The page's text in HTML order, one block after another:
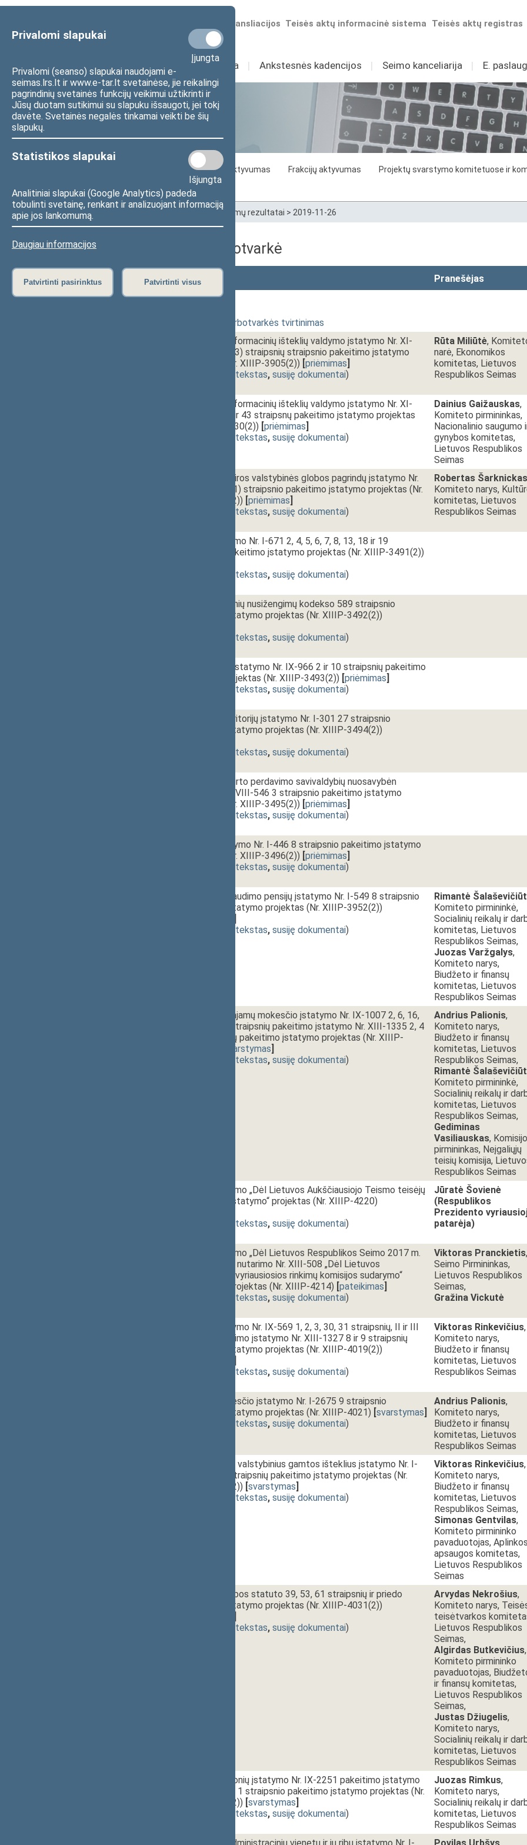
Privalomi slapukai
Įjungta
Privalomi (seanso) slapukai naudojami e-
seimas.lrs.lt ir www.e-tar.lt svetainėse, jie reikalingi
pagrindinių svetainės funkcijų veikimui užtikrinti ir
Jūsų duotam sutikimui su slapuku išsaugoti, jei tokį
davėte. Svetainės negalės tinkamai veikti be šių
slapukų.
Statistikos slapukai
Išjungta
Analitiniai slapukai (Google Analytics) padeda
tobulinti svetainę, renkant ir analizuojant informaciją
apie jos lankomumą.
Daugiau informacijos
Patvirtinti pasirinktus Patvirtinti visus
Teisės aktų registras
Teisės aktų informacinė sistema
Numatomos transliacijos
Sudėtis Veikla I Ankstesnės kadencijos I Seimo kanceliarija I E.
Statistika
Seimo narių aktyvumas Frakcijų aktyvumas
Projektų svarstymo komitetuose ir
Seimo narių balsavimų rezultatai
Pradžia Seimo narių balsavimų rezultatai > 2019-11-26
2019-11-26 dienos darbotvarkė
Numeris Laikas Klausimas Pranešėjas
354 Rytinis posėdis
Posėdžio darbotvarkės tvirtinimas
Valstybės informacinių išteklių valdymo įstatymo Nr. XI-
1807 2 ir 43(3) straipsnių straipsnio pakeitimo įstatymo
projektas (Nr. XIIIP-3905(2)) [priėmimas]
dokumento tekstas, susiję dokumentai)
Rūta Miliūtė,
narė, Ekonomikos
komitetas, Lietuvos
Respublikos Seimas
Valstybės informacinių išteklių valdymo įstatymo Nr. XI-
1807 19, 31 ir 43 straipsnų pakeitimo įstatymo projektas
(Nr. XIIIP-3830(2)) [priėmimas]
dokumento tekstas, susiję dokumentai)
Dainius Gaižauskas,
Komiteto pirmininkas,
Nacionalinio saugumo
gynybos komitetas,
Lietuvos Respublikos
Seimas
Etninės kultūros valstybinės globos pagrindų įstatymo Nr.
VIII-1328 6(1) straipsnio pakeitimo įstatymo projektas (Nr.
XIIIP-3855(2)) [priėmimas]
dokumento tekstas, susiję dokumentai)
Robertas Šarknickas
Komiteto narys,
komitetas, Lietuvos
Respublikos Seimas
Miškų įstatymo Nr. I-671 2, 4, 5, 6, 7, 8, 13, 18 ir 19
straipsnių pakeitimo įstatymo projektas (Nr. XIIIP-3491(2))
dokumento tekstas, susiję dokumentai)
Administracinių nusižengimų kodekso 589 straipsnio
pakeitimo įstatymo projektas (Nr. XIIIP-3492(2))
dokumento tekstas, susiję dokumentai)
Medžioklės įstatymo Nr. IX-966 2 ir 10 straipsnių pakeitimo
įstatymo projektas (Nr. XIIIP-3493(2)) [priėmimas]
dokumento tekstas, susiję dokumentai)
Saugomų teritorijų įstatymo Nr. I-301 27 straipsnio
pakeitimo įstatymo projektas (Nr. XIIIP-3494(2))
dokumento tekstas, susiję dokumentai)
Valstybės turto perdavimo savivaldybių nuosavybėn
įstatymo Nr. VIII-546 3 straipsnio pakeitimo įstatymo
projektas (Nr. XIIIP-3495(2)) [priėmimas]
dokumento tekstas, susiję dokumentai)
Žemės įstatymo Nr. I-446 8 straipsnio pakeitimo įstatymo
projektas (Nr. XIIIP-3496(2)) [priėmimas]
dokumento tekstas, susiję dokumentai)
Socialinio draudimo pensijų įstatymo Nr. I-549 8 straipsnio
pakeitimo įstatymo projektas (Nr. XIIIP-3952(2))
dokumento tekstas, susiję dokumentai)
Rimantė
Komiteto pirmininkė,
Socialinių reikalų ir
komitetas, Lietuvos
Respublikos Seimas,
Juozas Varžgalys,
Komiteto narys,
Biudžeto ir finansų
komitetas, Lietuvos
Respublikos Seimas
Gyventojų pajamų mokesčio įstatymo Nr. IX-1007 2, 6, 16,
20, 21 ir 27 straipsnių pakeitimo įstatymo Nr. XIII-1335 2, 4
ir 7 straipsnių pakeitimo įstatymo projektas (Nr. XIIIP-
svarstymas]
dokumento tekstas, susiję dokumentai)
Andrius Palionis,
Komiteto narys,
Biudžeto ir finansų
komitetas, Lietuvos
Respublikos Seimas,
Rimantė
Komiteto pirmininkė,
Socialinių reikalų ir
komitetas, Lietuvos
Respublikos Seimas,
Gediminas
Vasiliauskas,
pirmininkas, Neįgaliųjų
teisių komisija,
Respublikos Seimas
Seimo nutarimo „Dėl Lietuvos Aukščiausiojo Teismo teisėjų
skaičiaus nustatymo“ projektas (Nr. XIIIP-4220)
dokumento tekstas, susiję dokumentai)
Jūratė Šovienė
(Respublikos
Prezidento
patarėja)
Seimo nutarimo „Dėl Lietuvos Respublikos Seimo 2017 m.
birželio 22 d. nutarimo Nr. XIII-508 „Dėl Lietuvos
Respublikos vyriausiosios rinkimų komisijos sudarymo“
pakeitimo“ projektas (Nr. XIIIP-4214) [pateikimas]
dokumento tekstas, susiję dokumentai)
Viktoras Pranckietis,
Seimo Pirmininkas,
Lietuvos Respublikos
Seimas,
Gražina Vickutė
Akcizų įstatymo Nr. IX-569 1, 2, 3, 30, 31 straipsnių, II ir III
skyrių pakeitimo įstatymo Nr. XIII-1327 8 ir 9 straipsnių
pakeitimo įstatymo projektas (Nr. XIIIP-4019(2))
dokumento tekstas, susiję dokumentai)
Viktoras Rinkevičius,
Komiteto narys,
Biudžeto ir finansų
komitetas, Lietuvos
Respublikos Seimas
Žemės mokesčio įstatymo Nr. I-2675 9 straipsnio
pakeitimo įstatymo projektas (Nr. XIIIP-4021) [svarstymas]
dokumento tekstas, susiję dokumentai)
Andrius Palionis,
Komiteto narys,
Biudžeto ir finansų
komitetas, Lietuvos
Respublikos Seimas
Mokesčio už valstybinius gamtos išteklius įstatymo Nr. I-
1163 6 ir 7 straipsnių pakeitimo įstatymo projektas (Nr.
XIIIP-3851(2)) [svarstymas]
dokumento tekstas, susiję dokumentai)
Viktoras Rinkevičius,
Komiteto narys,
Biudžeto ir finansų
komitetas, Lietuvos
Respublikos Seimas,
Simonas Gentvilas,
Komiteto pirmininko
pavaduotojas, Aplinkos
apsaugos komitetas,
Lietuvos Respublikos
Seimas
Vidaus tarnybos statuto 39, 53, 61 straipsnių ir priedo
pakeitimo įstatymo projektas (Nr. XIIIP-4031(2))
dokumento tekstas, susiję dokumentai)
Arvydas Nekrošius,
Komiteto narys,
teisėtvarkos
Lietuvos Respublikos
Seimas,
Algirdas Butkevičius,
Komiteto pirmininko
pavaduotojas,
ir finansų komitetas,
Lietuvos Respublikos
Seimas,
Justas Džiugelis,
Komiteto narys,
Socialinių reikalų ir
komitetas, Lietuvos
Respublikos Seimas
Socialinių įmonių įstatymo Nr. IX-2251 pakeitimo įstatymo
Nr. XIII-2427 1 straipsnio pakeitimo įstatymo projektas (Nr.
XIIIP-3915(2)) [svarstymas]
dokumento tekstas, susiję dokumentai)
Juozas Rimkus,
Komiteto narys,
Socialinių reikalų ir
komitetas, Lietuvos
Respublikos Seimas